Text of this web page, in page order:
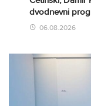
dvodnevni
06.08.2026